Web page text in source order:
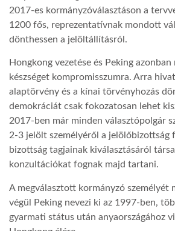
2017-es kormányzóválasztáson a
1200 fős, reprezentatívnak mondott
dönthessen a jelöltállításról.
Hongkong vezetése és Peking
készséget kompromisszumra. Arra
alaptörvény és a kínai törvényhozás
demokráciát csak fokozatosan lehet
2017-ben már minden választópolgár
2-3 jelölt személyéről a jelölőbizottság
bizottság tagjainak kiválasztásáról
konzultációkat fognak majd tartani.
A megválasztott kormányzó személyét
végül Peking nevezi ki az 1997-ben,
gyarmati státus után anyaországához